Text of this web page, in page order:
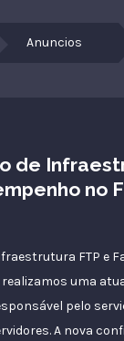
Anuncios
de
no
FTP e
uma
pelo
A nova